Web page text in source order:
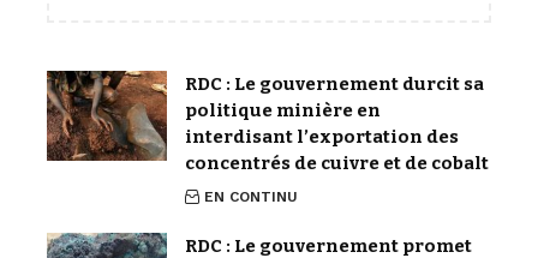
RDC : Le gouvernement durcit sa
politique minière en
interdisant l’exportation des
concentrés de cuivre et de cobalt
EN CONTINU
RDC : Le gouvernement promet